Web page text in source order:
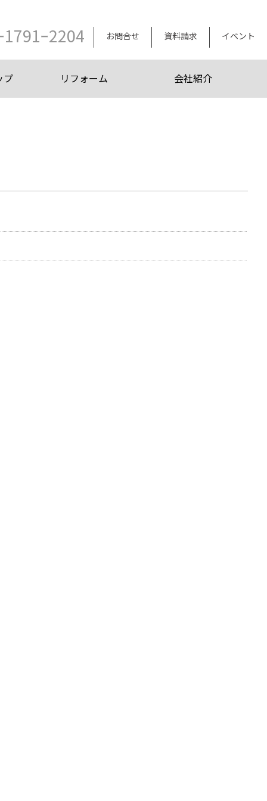
ｰ2204 お問合せ 資料請求 イベント
プ リフォーム 会社紹介